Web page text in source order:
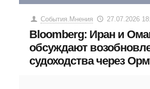
События.Мнения 27.07.2026
Bloomberg: Иран и
обсуждают
судоходства через